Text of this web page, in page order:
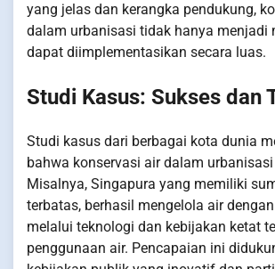
yang jelas dan kerangka pendukung,
dalam urbanisasi tidak hanya menjadi
dapat diimplementasikan secara luas.
Studi Kasus: Sukses dan
Studi kasus dari berbagai kota dunia
bahwa konservasi air dalam
Misalnya, Singapura yang memiliki
terbatas, berhasil mengelola air
melalui teknologi dan kebijakan ketat
penggunaan air. Pencapaian ini